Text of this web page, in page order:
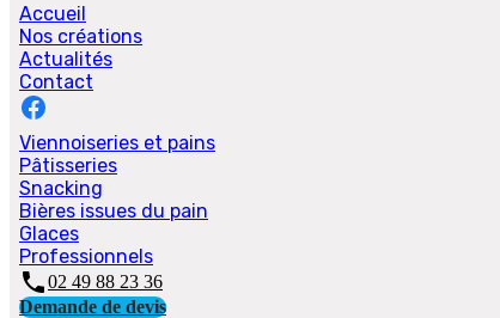
Accueil
Nos créations
Actualités
Contact
Viennoiseries et pains
Pâtisseries
Snacking
Bières issues du pain
Glaces
Professionnels
phone02 49 88 23 36
Demande de devis